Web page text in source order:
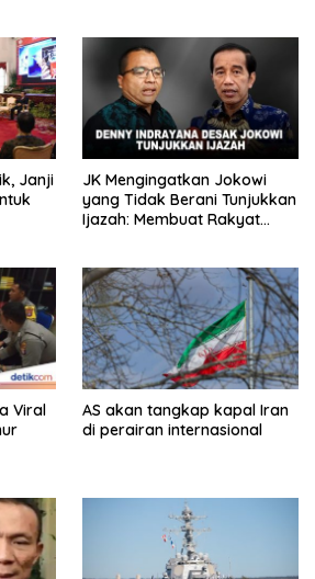
Janji
JK Mengingatkan Jokowi
yang Tidak Berani Tunjukkan
Ijazah: Membuat Rakyat
Viral
AS akan tangkap kapal Iran
di perairan internasional